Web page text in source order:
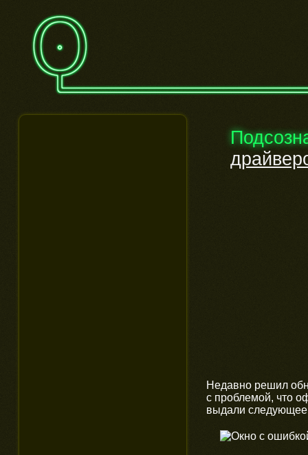
Недавно решил
с проблемой, что
выдали